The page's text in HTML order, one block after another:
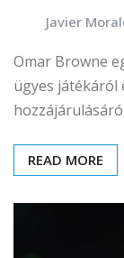
Javier
Omar Browne
ügyes játékáról
READ MORE